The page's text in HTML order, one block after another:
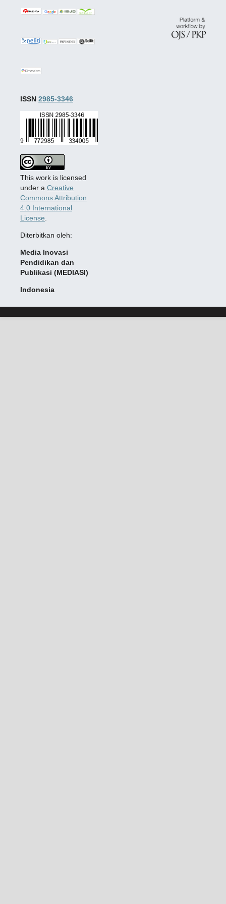
ISSN 2985-3346
This work is licensed
under a Creative
Commons Attribution
4.0 International
License
Diterbitkan oleh:
Media Inovasi
Pendidikan dan
Publikasi (MEDIASI)
Indonesia